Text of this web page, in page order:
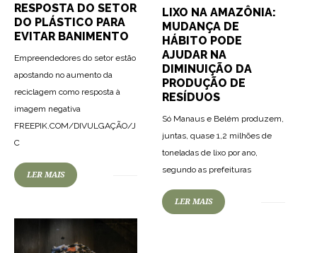
RESPOSTA DO SETOR
DO PLÁSTICO PARA
EVITAR BANIMENTO
Empreendedores do setor estão
apostando no aumento da
reciclagem como resposta à
imagem negativa
FREEPIK.COM/DIVULGAÇÃO/J
C
LER MAIS
LIXO NA AMAZÔNIA:
MUDANÇA DE
HÁBITO PODE
AJUDAR NA
DIMINUIÇÃO DA
PRODUÇÃO DE
RESÍDUOS
Só Manaus e Belém produzem,
juntas, quase 1,2 milhões de
toneladas de lixo por ano,
segundo as prefeituras
LER MAIS